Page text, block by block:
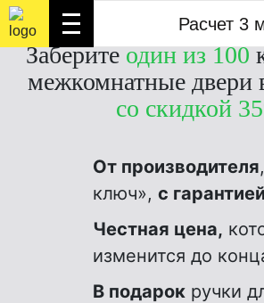
Расчет 3
Заберитеодин из 100
межкомнатные двери
со скидкой
От производителя
ключ», с
Честная цена,
изменится до
В подарок ручки